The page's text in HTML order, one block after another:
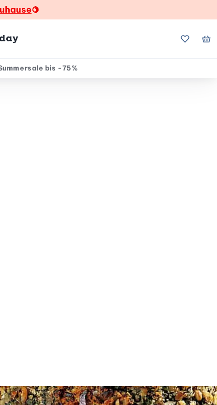
🍋
Meine
bis -75%